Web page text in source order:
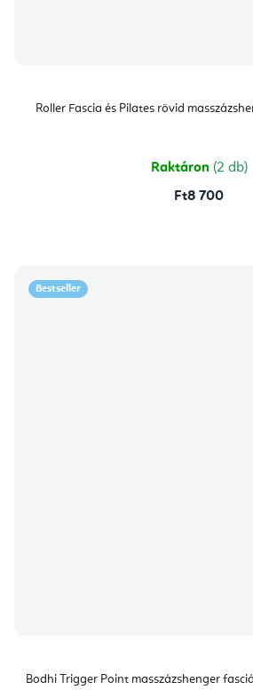
Roller Fascia és Pilates rövid
Raktáron (2 db)
Ft8 700
Bestseller
Bodhi Trigger Point masszázshenger